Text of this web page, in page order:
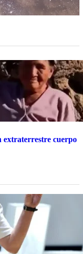
extraterrestre cuerpo